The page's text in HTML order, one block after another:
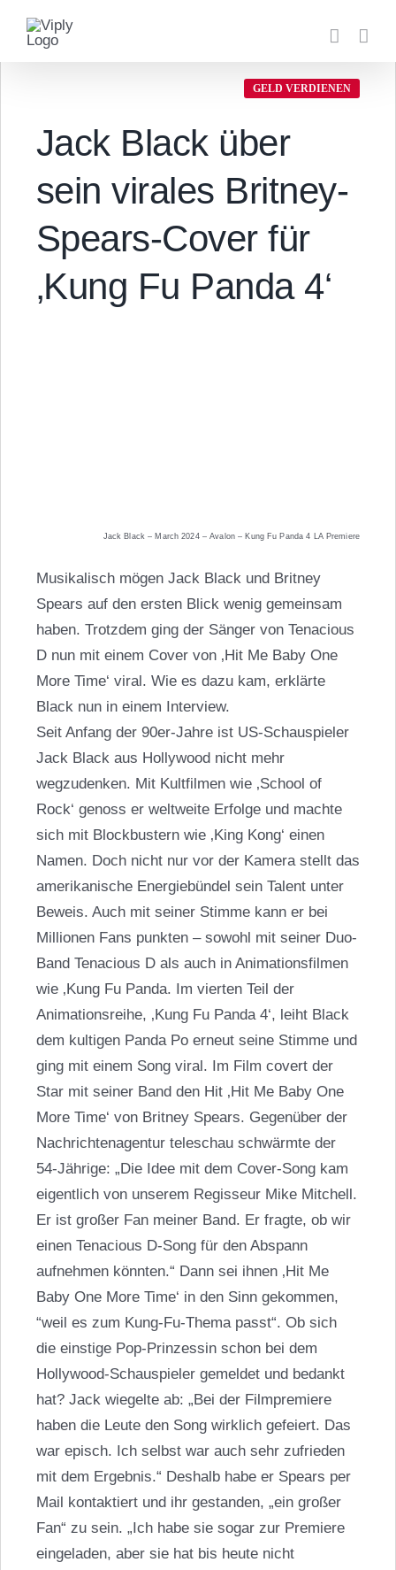
Inhalt
springen
GELD VERDIENEN
Jack Black über
sein virales Britney-
Spears-Cover für
‚Kung Fu Panda 4‘
Jack Black – March 2024 – Avalon – Kung Fu Panda 4 LA Premiere
Musikalisch mögen Jack Black und Britney
Spears auf den ersten Blick wenig gemeinsam
haben. Trotzdem ging der Sänger von Tenacious
D nun mit einem Cover von ‚Hit Me Baby One
More Time‘ viral. Wie es dazu kam, erklärte
Black nun in einem Interview.
Seit Anfang der 90er-Jahre ist US-Schauspieler
Jack Blackaus Hollywood nicht mehr
wegzudenken. Mit Kultfilmen wie ‚School of
Rock‘ genoss er weltweite Erfolge und machte
sich mit Blockbustern wie ‚King Kong‘ einen
Namen. Doch nicht nur vor der Kamera stellt das
amerikanische Energiebündel sein Talent unter
Beweis. Auch mit seiner Stimme kann er bei
Millionen Fans punkten – sowohl mit seiner Duo-
Band Tenacious D als auch in Animationsfilmen
wie ‚Kung Fu Panda. Im vierten Teil der
Animationsreihe, ‚Kung Fu Panda 4‘, leiht Black
dem kultigen Panda Po erneut seine Stimme und
ging mit einem Song viral. Im Film covert der
Star mit seiner Band den Hit ‚Hit Me Baby One
More Time‘ von Britney Spears. Gegenüber der
Nachrichtenagentur teleschau schwärmte der
54-Jährige: „Die Idee mit dem Cover-Song kam
eigentlich von unserem Regisseur Mike Mitchell.
Er ist großer Fan meiner Band. Er fragte, ob wir
einen Tenacious D-Song für den Abspann
aufnehmen könnten.“ Dann sei ihnen ‚Hit Me
Baby One More Time‘ in den Sinn gekommen,
“weil es zum Kung-Fu-Thema passt“. Ob sich
die einstige Pop-Prinzessin schon bei dem
Hollywood-Schauspieler gemeldet und bedankt
hat? Jack wiegelte ab: „Bei der Filmpremiere
haben die Leute den Song wirklich gefeiert. Das
war episch. Ich selbst war auch sehr zufrieden
mit dem Ergebnis.“ Deshalb habe er Spears per
Mail kontaktiert und ihr gestanden, „ein großer
Fan“ zu sein. „Ich habe sie sogar zur Premiere
eingeladen, aber sie hat bis heute nicht